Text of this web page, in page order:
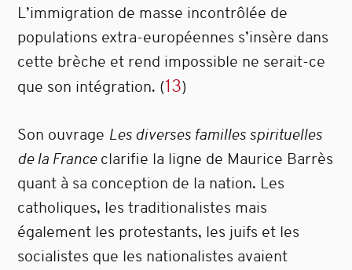
L’immigration de masse incontrôlée de
populations extra-européennes s’insère dans
cette brèche et rend impossible ne serait-ce
que son intégration. (13)
Son ouvrage Les diverses familles spirituelles
de la Franceclarifie la ligne de Maurice Barrès
quant à sa conception de la nation. Les
catholiques, les traditionalistes mais
également les protestants, les juifs et les
socialistes que les nationalistes avaient